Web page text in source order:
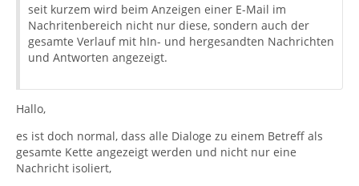
seit kurzem wird beim Anzeigen einer E-Mail im
Nachritenbereich nicht nur diese, sondern auch der
gesamte Verlauf mit hIn- und hergesandten Nachrichten
und Antworten angezeigt.
Hallo,
es ist doch normal, dass alle Dialoge zu einem Betreff als
gesamte Kette angezeigt werden und nicht nur eine
Nachricht isoliert,